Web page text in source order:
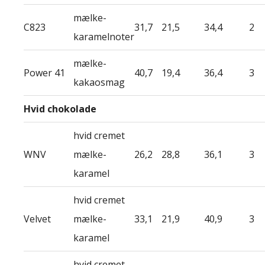
C823
mælke-
karamelnoter
31,7 21,5 34,4 2
Power 41
mælke-
kakaosmag
40,7 19,4 36,4 3
Hvid chokolade
WNV
hvid cremet
mælke-
karamel
26,2 28,8 36,1 3
Velvet
hvid cremet
mælke-
karamel
33,1 21,9 40,9 3